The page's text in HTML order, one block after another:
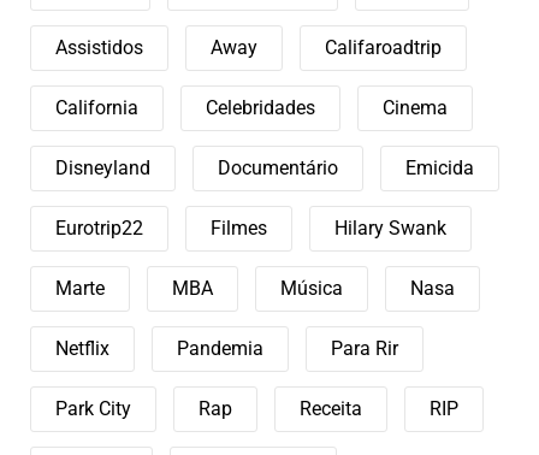
Assistidos Away Califaroadtrip
California Celebridades Cinema
Disneyland Documentário Emicida
Eurotrip22 Filmes Hilary Swank
Marte MBA Música Nasa
Netflix Pandemia Para Rir
Park City Rap Receita RIP